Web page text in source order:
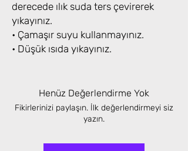
derecede ılık suda ters çevirerek
yıkayınız.
• Çamaşır suyu kullanmayınız.
• Düşük ısıda yıkayınız.
Henüz Değerlendirme Yok
Fikirlerinizi paylaşın. İlk değerlendirmeyi siz
yazın.